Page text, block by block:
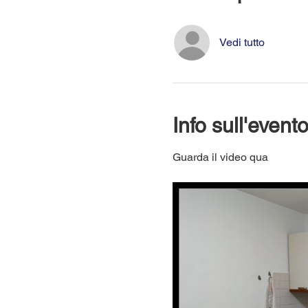
Vedi tutto
Info sull'evento
Guarda il video qua